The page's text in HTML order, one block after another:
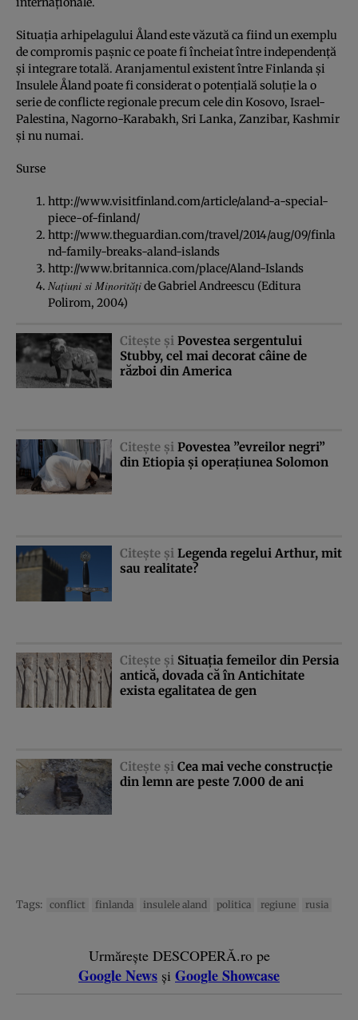
Situaţia arhipelagului Åland este văzută ca fiind un exemplu
de compromis paşnic ce poate fi încheiat între independenţă
şi integrare totală. Aranjamentul existent între Finlanda şi
Insulele Åland poate fi considerat o potenţială soluţie la o
serie de conflicte regionale precum cele din Kosovo, Israel-
Palestina, Nagorno-Karabakh, Sri Lanka, Zanzibar, Kashmir
şi nu numai.
Surse
http://www.visitfinland.com/article/aland-a-special-
piece-of-finland/
http://www.theguardian.com/travel/2014/aug/09/finla
nd-family-breaks-aland-islands
http://www.britannica.com/place/Aland-Islands
Naţiuni si Minorităţide Gabriel Andreescu (Editura
Polirom, 2004)
Citeşte şi Povestea sergentului
Stubby, cel mai decorat câine de
război din America
Citeşte şi Povestea ”evreilor negri”
din Etiopia şi operaţiunea Solomon
Citeşte şi Legenda regelui Arthur, mit
sau realitate?
Citeşte şi Situaţia femeilor din Persia
antică, dovada că în Antichitate
exista egalitatea de gen
Citeşte şi Cea mai veche construcţie
din lemn are peste 7.000 de ani
Tags: conflict finlanda insulele aland politica regiune rusia
Urmărește DESCOPERĂ.ro pe
Google News și Google Showcase